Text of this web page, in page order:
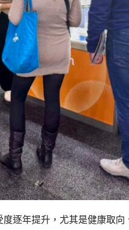
逐年提升，尤其是健康取